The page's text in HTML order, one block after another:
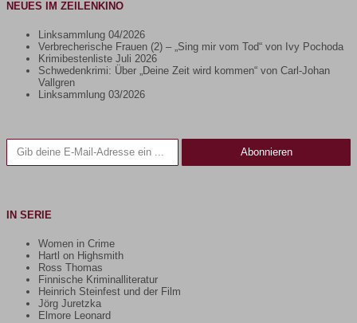
NEUES IM ZEILENKINO
Linksammlung 04/2026
Verbrecherische Frauen (2) – „Sing mir vom Tod“ von Ivy Pochoda
Krimibestenliste Juli 2026
Schwedenkrimi: Über „Deine Zeit wird kommen“ von Carl-Johan
Vallgren
Linksammlung 03/2026
Gib deine E-Mail-Adresse ein ...
Abonnieren
IN SERIE
Women in Crime
Hartl on Highsmith
Ross Thomas
Finnische Kriminalliteratur
Heinrich Steinfest und der Film
Jörg Juretzka
Elmore Leonard